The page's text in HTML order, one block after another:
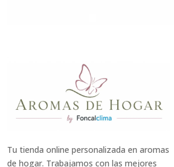
Tu tienda online personalizada en aromas
de hogar. Trabajamos con las mejores